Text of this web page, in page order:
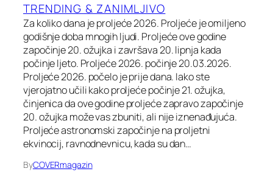
TRENDING & ZANIMLJIVO
Za koliko dana je proljeće 2026. Proljeće je omiljeno
godišnje doba mnogih ljudi. Proljeće ove godine
započinje 20. ožujka i završava 20. lipnja kada
počinje ljeto. Proljeće 2026. počinje 20.03.2026.
Proljeće 2026. počelo je prije dana. Iako ste
vjerojatno učili kako proljeće počinje 21. ožujka,
činjenica da ove godine proljeće zapravo započinje
20. ožujka može vas zbuniti, ali nije iznenađujuća.
Proljeće astronomski započinje na proljetni
ekvinocij, ravnodnevnicu, kada su dan…
ByCOVERmagazin